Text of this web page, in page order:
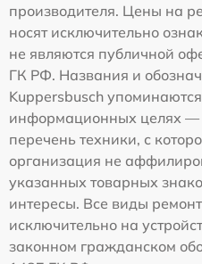
производителя. Цены на
носят исключительно
не являются публичной
ГК РФ. Названия и
Kuppersbusch
информационных целях —
перечень техники, с
организация не
указанных товарных
интересы. Все виды
исключительно на
законном гражданском